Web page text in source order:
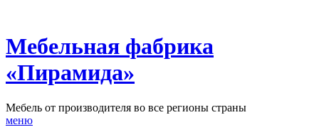
Мебельная фабрика
«Пирамида»
Мебель от производителя во все регионы страны
меню